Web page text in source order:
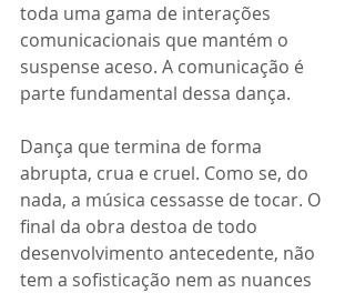
toda uma gama de interações
comunicacionais que mantém o
suspense aceso. A comunicação é
parte fundamental dessa dança.
Dança que termina de forma
abrupta, crua e cruel. Como se, do
nada, a música cessasse de tocar. O
final da obra destoa de todo
desenvolvimento antecedente, não
tem a sofisticação nem as nuances